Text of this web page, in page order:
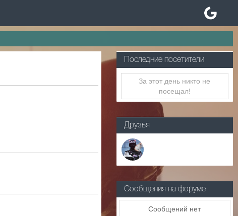
Последние посетители
За этот день никто не
посещал!
Друзья
Сообщения на форуме
Сообщений нет